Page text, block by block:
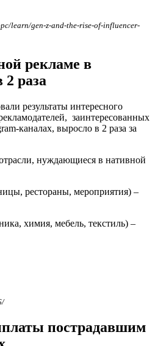
learn/gen-z-and-the-rise-of-influencer-
рекламе в
раза
результаты интересного
заинтересованных
каналах, выросло в 2 раза за
нуждающиеся в нативной
рестораны, мероприятия) –
химия, мебель, текстиль) –
пострадавшим